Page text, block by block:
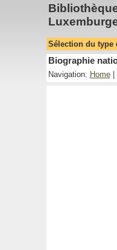
Sélection du type
Biographie
Navigation: Home|